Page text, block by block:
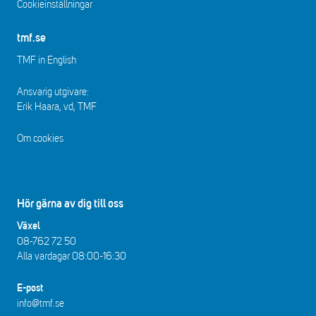
Cookieinställningar
tmf.se
TMF in English
Ansvarig utgivare:
Erik Haara, vd, TMF
Om cookies
Hör gärna av dig till oss
Växel
08-762 72 50
Alla vardagar 08:00-16:30​​
E-post
info@tmf.se